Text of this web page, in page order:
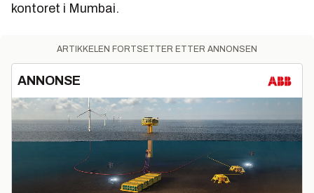
kontoret i Mumbai.
ARTIKKELEN FORTSETTER ETTER ANNONSEN
ANNONSE